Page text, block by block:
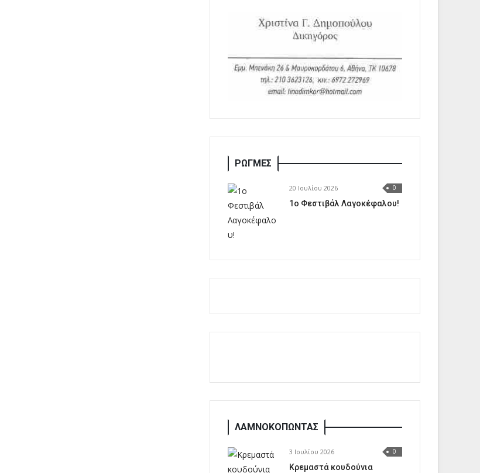
ΡΩΓΜΕΣ
20 Ιουλίου 2026 0
1o Φεστιβάλ Λαγοκέφαλου!
ΛΑΜΝΟΚΟΠΩΝΤΑΣ
3 Ιουλίου 2026 0
Κρεμαστά κουδούνια